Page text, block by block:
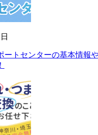
ートセンターの基本情報